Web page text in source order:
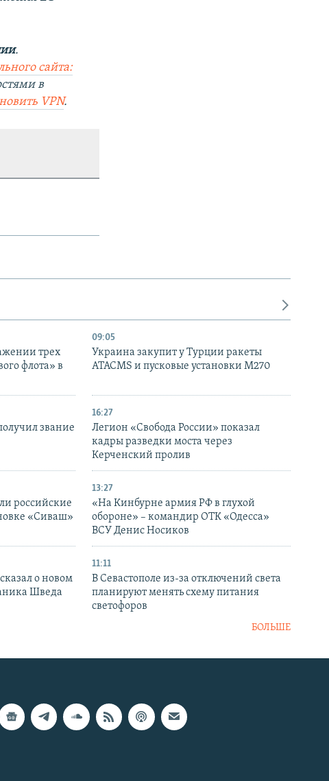
.
сайта:
в
VPN.
трех
флота» в
09:05
Украина закупит у Турции ракеты
ATACMS и пусковые установки M270
звание
16:27
Легион «Свобода России» показал
кадры разведки моста через
Керченский пролив
российские
«Сиваш»
13:27
«На Кинбурне армия РФ в глухой
обороне» – командир ОТК «Одесса»
ВСУ Денис Носиков
о новом
Шведа
11:11
В Севастополе из-за отключений света
планируют менять схему питания
светофоров
БОЛЬШЕ